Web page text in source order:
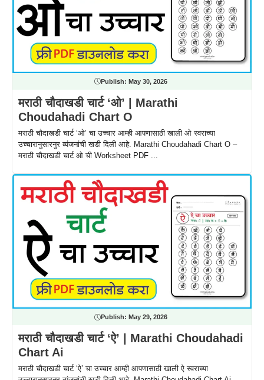
Publish: May 30, 2026
मराठी चौदाखडी चार्ट ‘ओ’ | Marathi
Choudahadi Chart O
मराठी चौदाखडी चार्ट ‘ओ’ चा उच्चार आम्ही आपणासाठी खाली ओ स्वराच्या
उच्चारानुसारनुर व्यंजनांची खडी दिली आहे. Marathi Choudahadi Chart O –
मराठी चौदाखडी चार्ट ओ ची Worksheet PDF ...
Publish: May 29, 2026
मराठी चौदाखडी चार्ट ‘ऐ’ | Marathi Choudahadi
Chart Ai
मराठी चौदाखडी चार्ट ‘ऐ’ चा उच्चार आम्ही आपणासाठी खाली ऐ स्वराच्या